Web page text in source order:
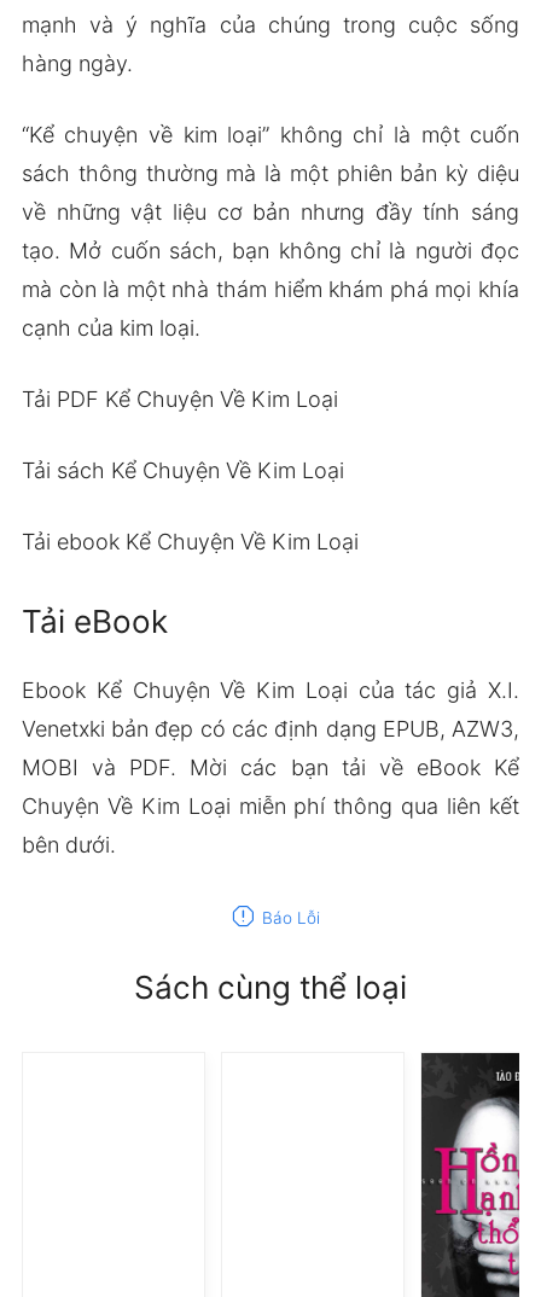
mạnh và ý nghĩa của chúng trong cuộc sống
hàng ngày.
“Kể chuyện về kim loại” không chỉ là một cuốn
sách thông thường mà là một phiên bản kỳ diệu
về những vật liệu cơ bản nhưng đầy tính sáng
tạo. Mở cuốn sách, bạn không chỉ là người đọc
mà còn là một nhà thám hiểm khám phá mọi khía
cạnh của kim loại.
Tải PDF Kể Chuyện Về Kim Loại
Tải sách Kể Chuyện Về Kim Loại
Tải ebook Kể Chuyện Về Kim Loại
Tải eBook
Ebook Kể Chuyện Về Kim Loại của tác giả X.I.
Venetxki bản đẹp có các định dạng EPUB, AZW3,
MOBI và PDF. Mời các bạn tải về eBook Kể
Chuyện Về Kim Loại miễn phí thông qua liên kết
bên dưới.
report Báo Lỗi
Sách cùng thể loại